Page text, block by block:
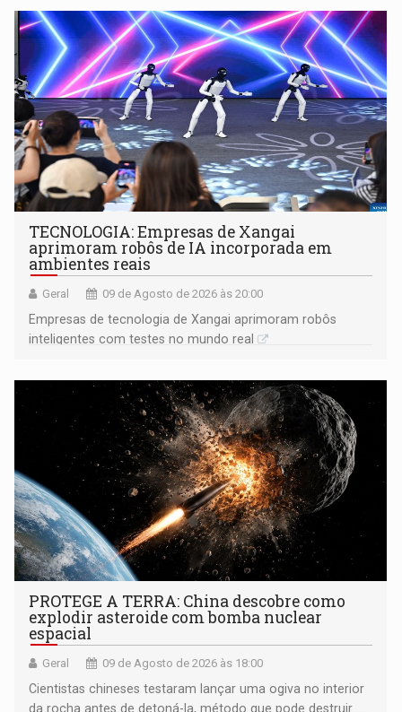
TECNOLOGIA: Empresas de Xangai
aprimoram robôs de IA incorporada em
ambientes reais
Geral 09 de Agosto de 2026 às 20:00
Empresas de tecnologia de Xangai aprimoram robôs
inteligentes com testes no mundo real
PROTEGE A TERRA: China descobre como
explodir asteroide com bomba nuclear
espacial
Geral 09 de Agosto de 2026 às 18:00
Cientistas chineses testaram lançar uma ogiva no interior
da rocha antes de detoná-la, método que pode destruir